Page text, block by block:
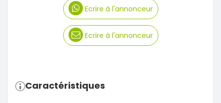
Ecrire à l'annonceur
Ecrire à l'annonceur
Caractéristiques